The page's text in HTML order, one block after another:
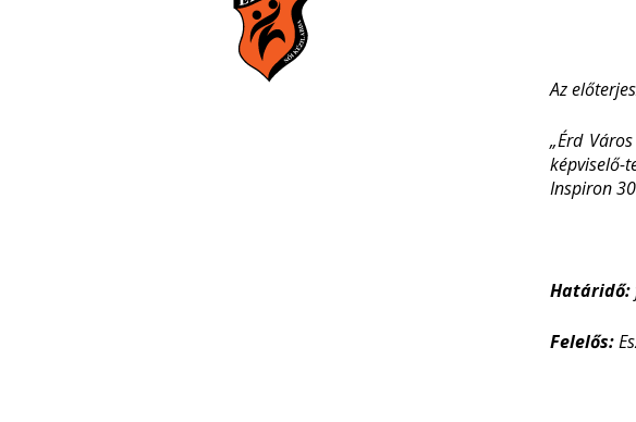
Az
„Érd
képviselő-
Inspiron
Határidő:
Felelős: